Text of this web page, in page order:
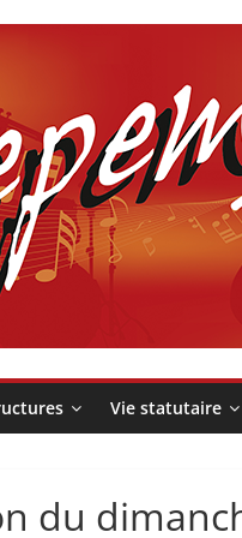
Vie statutaire
du